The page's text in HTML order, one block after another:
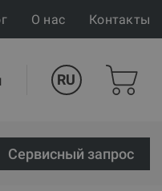
О нас Контакты
RU
Cервисный запрос